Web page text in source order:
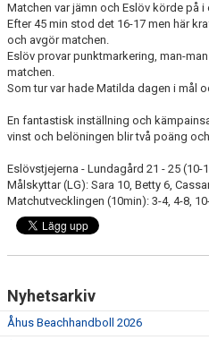
Matchen var jämn och Eslöv körde på
Efter 45 min stod det 16-17 men här
och avgör matchen.
Eslöv provar punktmarkering, man-
matchen.
Som tur var hade Matilda dagen i mål
En fantastisk inställning och
vinst och belöningen blir två poäng
Eslövstjejerna - Lundagård 21 - 25 (10-
Målskyttar (LG): Sara 10, Betty 6,
Matchutvecklingen (10min): 3-4, 4-8,
Nyhetsarkiv
Åhus Beachhandboll 2026